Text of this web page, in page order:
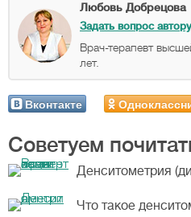
Любовь Добрецова
Задать вопрос автору
Врач-терапевт
лет.
Вконтакте
Советуем
Денситометрия
Что такое